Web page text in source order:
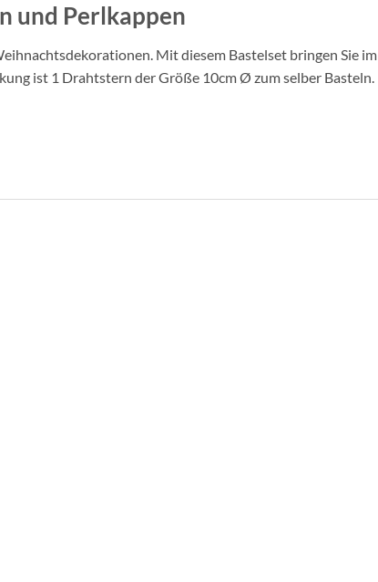
und Perlkappen
Mit diesem Bastelset bringen Sie im
ist 1 Drahtstern der Größe 10cm Ø zum selber Basteln.